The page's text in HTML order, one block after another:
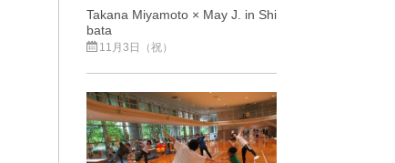
Takana Miyamoto × May J. in Shi
bata
11月3日（祝）